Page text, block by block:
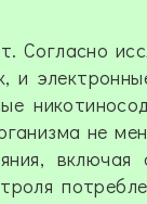
Согласно
и
не
включая